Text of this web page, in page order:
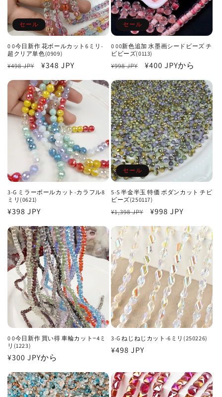
セール
0 0今日新作 花ボールカット6ミリ-
超クリア単色(0909)
通
常
価
格
¥498 JPY
セ
ー
ル
価
格
¥348 JPY
セール
0 00新色追加 水墨画シードビーズ チ
ビビーズ(0113)
通
常
価
格
¥998 JPY
セ
ー
ル
価
格
¥400 JPYから
3-G ミラーボールカット-カラフル8
ミリ(0621)
通
常
価
格
¥398 JPY
セール
5-S 半金半玉 特価 ボダンカット チビ
ビーズ(250117)
通
常
価
格
¥1,398 JPY
セ
ー
ル
価
¥998 JPY
0 0今日新作 買い得 車輪カット−4ミ
リ(1223)
通
常
価
格
¥300 JPYから
3-G ねじねじカット-6ミリ(250226)
通
価
格
¥498 JPY